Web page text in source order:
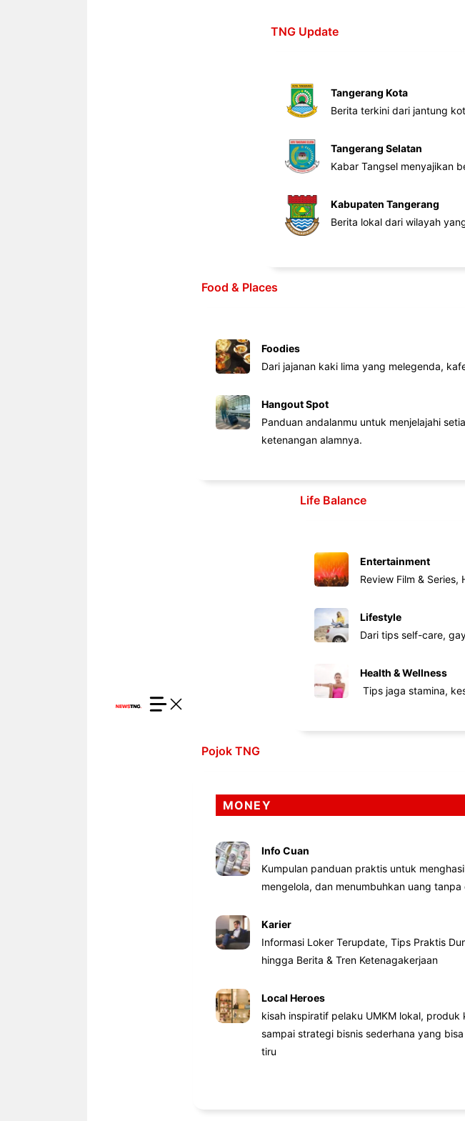
TNG Update
Tangerang Kota
Berita terkini dari jantung
Tangerang Selatan
Kabar Tangsel menyajikan
Kabupaten Tangerang
Berita lokal dari wilayah
Food & Places
Foodies
Dari jajanan kaki lima yang melegenda,
Hangout Spot
Panduan andalanmu untuk menjelajahi
ketenangan alamnya.
Life Balance
Entertainment
Review Film &
Lifestyle
Dari tips self-care,
Health & Wellness
Tips jaga stamina,
Pojok TNG
MONEY
Info Cuan
Kumpulan panduan praktis untuk
mengelola, dan menumbuhkan uang tanpa
Karier
Informasi Loker Terupdate, Tips Praktis
hingga Berita & Tren Ketenagakerjaan
Local Heroes
kisah inspiratif pelaku UMKM lokal, produk
sampai strategi bisnis sederhana yang
tiru